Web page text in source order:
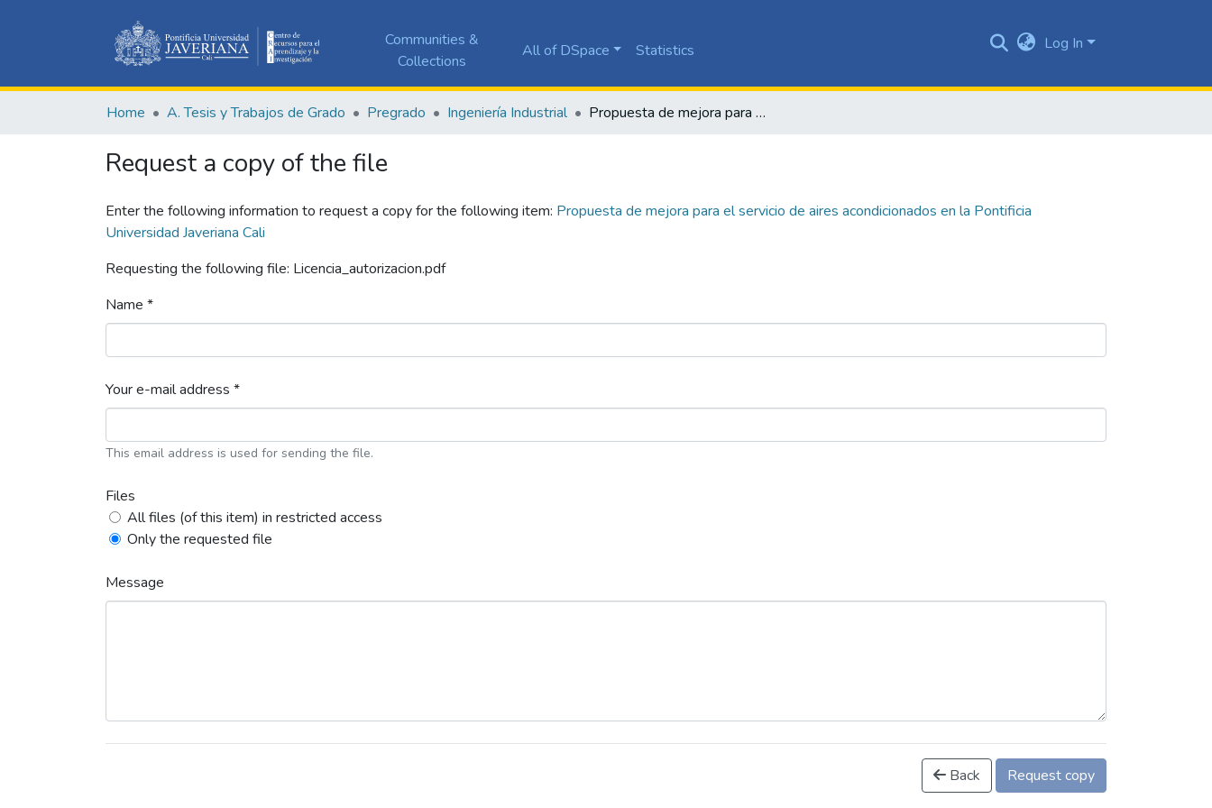
Communities &
Collections
All of DSpace Statistics Log In
Home A. Tesis y Trabajos de Grado Pregrado Ingeniería Industrial Propuesta de mejora para el servicio de aires acondicionados en la Pontificia Universidad Javeriana Cali
Request a copy of the file
Enter the following information to request a copy for the following item: Propuesta de mejora para el servicio de aires acondicionados en la Pontificia
Universidad Javeriana Cali
Requesting the following file: Licencia_autorizacion.pdf
Name *
Your e-mail address *
This email address is used for sending the file.
Files
All files (of this item) in restricted access
Only the requested file
Message
Back Request copy